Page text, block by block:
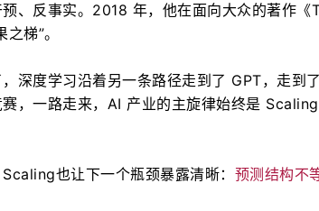
、反事实。2018 年，他在面向大众的著作
梯”。
深度学习沿着另一条路径走到了 GPT，走到
，一路走来，AI 产业的主旋律始终是
也让下一个瓶颈暴露清晰： 预测结构不